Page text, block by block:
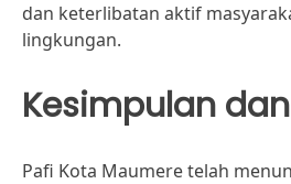
dan keterlibatan aktif
lingkungan.
Kesimpulan
Pafi Kota Maumere telah